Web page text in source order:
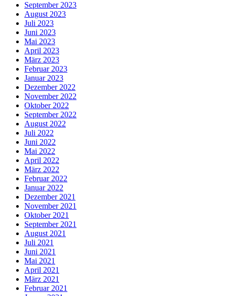
September 2023
August 2023
Juli 2023
Juni 2023
Mai 2023
April 2023
März 2023
Februar 2023
Januar 2023
Dezember 2022
November 2022
Oktober 2022
September 2022
August 2022
Juli 2022
Juni 2022
Mai 2022
April 2022
März 2022
Februar 2022
Januar 2022
Dezember 2021
November 2021
Oktober 2021
September 2021
August 2021
Juli 2021
Juni 2021
Mai 2021
April 2021
März 2021
Februar 2021